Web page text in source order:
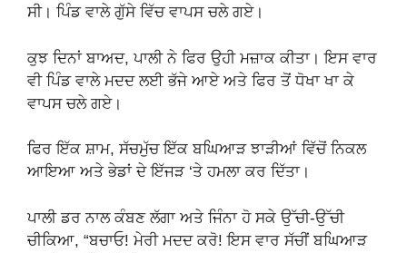
ਸੀ। ਪਿੰਡ ਵਾਲੇ ਗੁੱਸੇ ਵਿੱਚ ਵਾਪਸ ਚਲੇ ਗਏ।
ਕੁਝ ਦਿਨਾਂ ਬਾਅਦ, ਪਾਲੀ ਨੇ ਫਿਰ ਉਹੀ ਮਜ਼ਾਕ ਕੀਤਾ। ਇਸ ਵਾਰ
ਵੀ ਪਿੰਡ ਵਾਲੇ ਮਦਦ ਲਈ ਭੱਜੇ ਆਏ ਅਤੇ ਫਿਰ ਤੋਂ ਧੋਖਾ ਖਾ ਕੇ
ਵਾਪਸ ਚਲੇ ਗਏ।
ਫਿਰ ਇੱਕ ਸ਼ਾਮ, ਸੱਚਮੁੱਚ ਇੱਕ ਬਘਿਆੜ ਝਾੜੀਆਂ ਵਿੱਚੋਂ ਨਿਕਲ
ਆਇਆ ਅਤੇ ਭੇਡਾਂ ਦੇ ਇੱਜੜ ‘ਤੇ ਹਮਲਾ ਕਰ ਦਿੱਤਾ।
ਪਾਲੀ ਡਰ ਨਾਲ ਕੰਬਣ ਲੱਗਾ ਅਤੇ ਜਿੰਨਾ ਹੋ ਸਕੇ ਉੱਚੀ-ਉੱਚੀ
ਚੀਕਿਆ, “ਬਚਾਓ! ਮੇਰੀ ਮਦਦ ਕਰੋ! ਇਸ ਵਾਰ ਸੱਚੀਂ ਬਘਿਆੜ